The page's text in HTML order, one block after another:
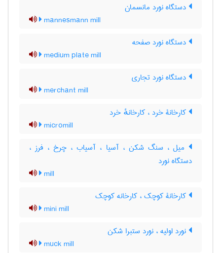
دستگاه نورد مانسمان
mannesmann mill
دستگاه نورد صفحه
medium plate mill
دستگاه نورد تجاری
merchant mill
کارخانۀ خرد ، کارخانهٔ خرد
micromill
میل ، سنگ شکن ، آسیا ، آسیاب ، چرخ ، فرز ،
دستگاه نورد
mill
کارخانۀ کوچک ، کارخانه کوچک
mini mill
نورد اولیه ، نورد ستبرا شکن
muck mill